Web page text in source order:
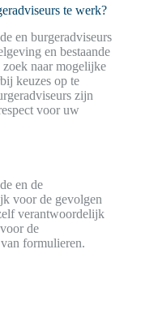
te werk?
en burgeradviseurs
en bestaande
naar mogelijke
keuzes op te
zijn
voor uw
en de
voor de gevolgen
verantwoordelijk
de
formulieren.